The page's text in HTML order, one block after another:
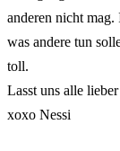
anderen nicht mag.
was andere tun
toll.
Lasst uns alle
xoxo Nessi